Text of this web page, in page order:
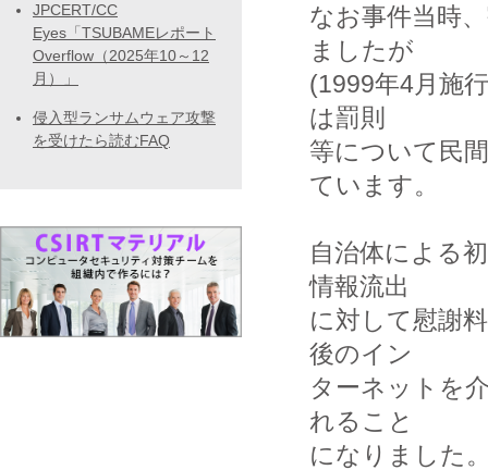
なお事件当時
ましたが
(1999年4月施
は罰則
等について民
ています。
自治体による
情報流出
に対して慰謝
後のイン
ターネットを
れること
になりました
JPCERT/CC
Eyes「TSUBAMEレポート
Overflow（2025年10～12
月）」
侵入型ランサムウェア攻撃
を受けたら読むFAQ